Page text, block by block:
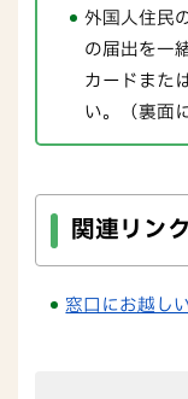
外国人住民
の届出を一
カードまた
い。（裏面
関連リンク
窓口にお越し